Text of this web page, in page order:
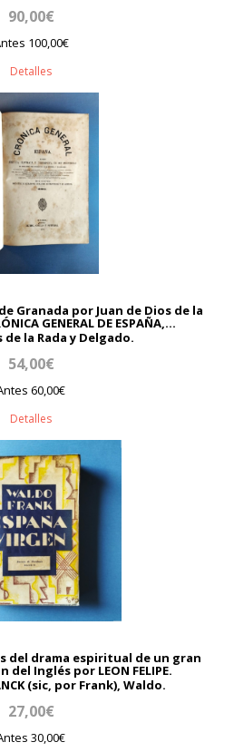
90,00€
100,00€
Detalles
Granada por Juan de Dios de la
GENERAL DE ESPAÑA,...
de la Rada y Delgado.
54,00€
60,00€
Detalles
del drama espiritual de un gran
Inglés por LEON FELIPE.
(sic, por Frank), Waldo.
27,00€
30,00€